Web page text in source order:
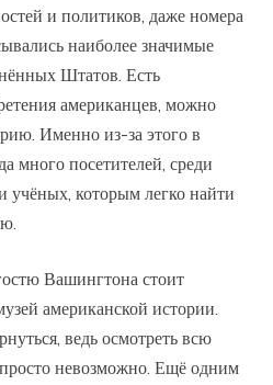
и политиков, даже номера
наиболее значимые
Штатов. Есть
американцев, можно
Именно из-за этого в
много посетителей, среди
учёных, которым легко найти
Вашингтона стоит
американской истории.
ведь осмотреть всю
невозможно. Ещё одним